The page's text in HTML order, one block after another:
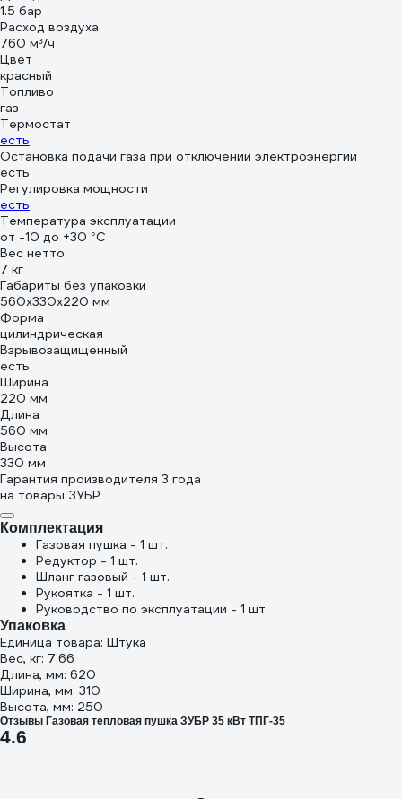
1.5 бар
Расход воздуха
760 м³/ч
Цвет
красный
Топливо
газ
Термостат
есть
Остановка подачи газа при отключении электроэнергии
есть
Регулировка мощности
есть
Температура эксплуатации
от -10 до +30 °С
Вес нетто
7 кг
Габариты без упаковки
560х330х220 мм
Форма
цилиндрическая
Взрывозащищенный
есть
Ширина
220 мм
Длина
560 мм
Высота
330 мм
Гарантия производителя 3 года
на товары ЗУБР
Комплектация
Газовая пушка - 1 шт.
Редуктор - 1 шт.
Шланг газовый - 1 шт.
Рукоятка - 1 шт.
Руководство по эксплуатации - 1 шт.
Упаковка
Единица товара: Штука
Вес, кг: 7.66
Длина, мм: 620
Ширина, мм: 310
Высота, мм: 250
Отзывы Газовая тепловая пушка ЗУБР 35 кВт ТПГ-35
4.6